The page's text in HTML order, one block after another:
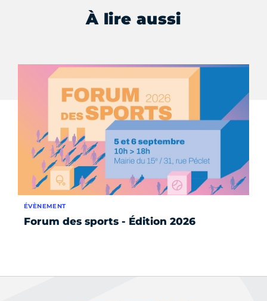
À lire aussi
Forum des sports - Édition 2026
ÉVÈNEMENT